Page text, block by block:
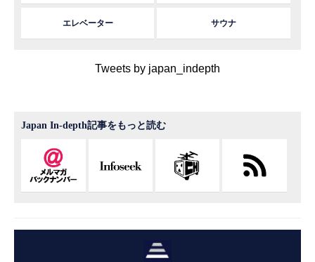
エレベーター サウナ
Tweets by japan_indepth
Japan In-depth記事をもっと読む